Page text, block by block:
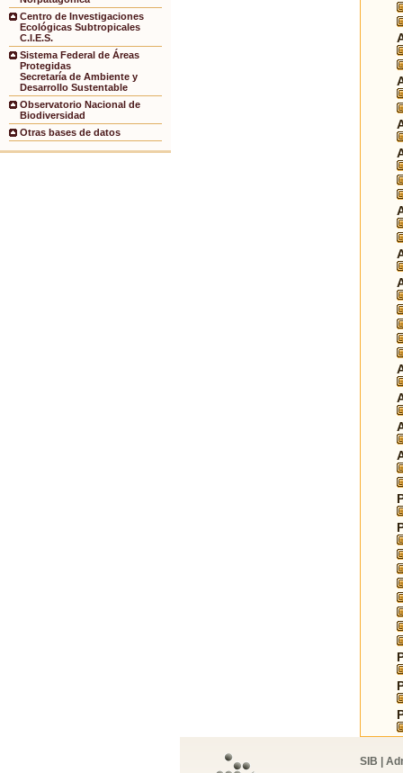
Centro de Investigaciones
Ecológicas Subtropicales
C.I.E.S.
Sistema Federal de Áreas
Protegidas
Secretaría de Ambiente y
Desarrollo Sustentable
Observatorio Nacional de
Biodiversidad
Otras bases de datos
SIB |